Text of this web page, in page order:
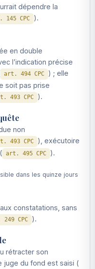
dépendre la
145 CPC ).
en double
l’indication précise
art. 494 CPC
) ; elle
soit pas prise
493 CPC ).
non
493 CPC
), exécutoire
art. 495 CPC ).
dans les quinze jours
constatations, sans
CPC ).
rétracter son
juge du fond est saisi (